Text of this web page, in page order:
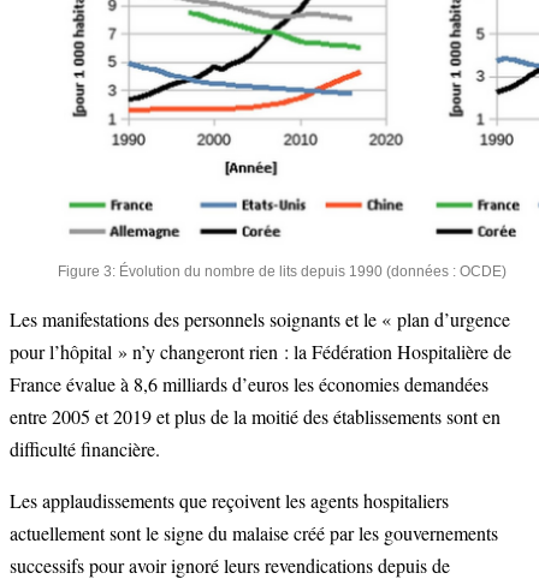
Figure 3: Évolution du nombre de lits depuis 1990 (données : OCDE)
Les manifestations des personnels soignants et le « plan d’urgence
pour l’hôpital » n’y changeront rien : la Fédération Hospitalière de
France évalue à 8,6 milliards d’euros les économies demandées
entre 2005 et 2019 et plus de la moitié des établissements sont en
difficulté financière.
Les applaudissements que reçoivent les agents hospitaliers
actuellement sont le signe du malaise créé par les gouvernements
successifs pour avoir ignoré leurs revendications depuis de